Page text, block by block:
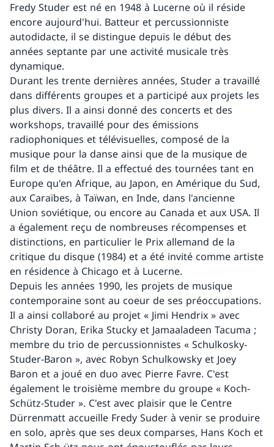
Fredy Studer est né en 1948 à Lucerne où il réside
encore aujourd'hui. Batteur et percussionniste
autodidacte, il se distingue depuis le début des
années septante par une activité musicale très
dynamique.
Durant les trente dernières années, Studer a travaillé
dans différents groupes et a participé aux projets les
plus divers. Il a ainsi donné des concerts et des
workshops, travaillé pour des émissions
radiophoniques et télévisuelles, composé de la
musique pour la danse ainsi que de la musique de
film et de théâtre. Il a effectué des tournées tant en
Europe qu'en Afrique, au Japon, en Amérique du Sud,
aux Caraïbes, à Taïwan, en Inde, dans l'ancienne
Union soviétique, ou encore au Canada et aux USA. Il
a également reçu de nombreuses récompenses et
distinctions, en particulier le Prix allemand de la
critique du disque (1984) et a été invité comme artiste
en résidence à Chicago et à Lucerne.
Depuis les années 1990, les projets de musique
contemporaine sont au coeur de ses préoccupations.
Il a ainsi collaboré au projet « Jimi Hendrix » avec
Christy Doran, Erika Stucky et Jamaaladeen Tacuma ;
membre du trio de percussionnistes « Schulkosky-
Studer-Baron », avec Robyn Schulkowsky et Joey
Baron et a joué en duo avec Pierre Favre. C'est
également le troisième membre du groupe « Koch-
Schütz-Studer ». C'est avec plaisir que le Centre
Dürrenmatt accueille Fredy Suder à venir se produire
en solo, après que ses deux comparses, Hans Koch et